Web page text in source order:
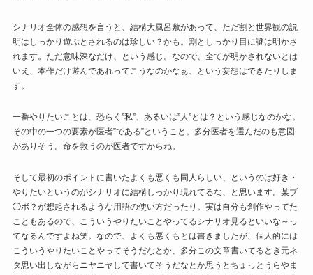
シナリオ全体の感想を言うと、結構大風呂敷があって、ただ割と世界観の説
明はしっかり遊ぶとされるのは珍しい？かも。割としっかり目に謎は明かさ
れます。ただ意味深なだけ、という感じ。なので、全てが明かされないとは
いえ、本作だけ遊んであれってこうなのかなぁ、という妄想はできたりしま
す。
一番やりたいことは、恐らく”私”、あるいは”人”とは？という感じなのかな。
その中の一つの要素が医者”である”ということ。多分医者を選んだのも意図
がありそう。命を救うのが医者ですからね。
そして最初のポイントに書いたよくも悪くも同人らしい、というのは好き・
やりたいというのがシナリオに結構しっかり現れてるな、と思います。某ブ
◯ボ？が想起されるような用語の使い方だったり。実は自分も創作やってた
こともあるので、こういうやりたいことやってるシナリオ見るといいな～っ
てなるんですよね笑。なので、よくも悪くもとは書きましたが、個人的には
こういうやりたいことやってそうだなとか、多分この文章書いてるとき元ネ
タ思い出しながらニヤニヤして書いてそうだなとか思うとちょっとうらやま